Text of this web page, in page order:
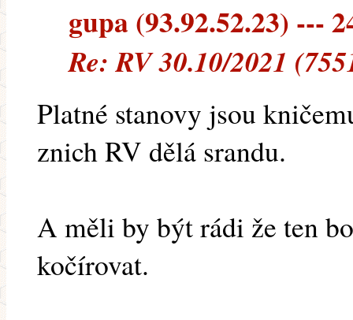
gupa (93.92.52.23) ---
Re: RV 30.10/2021
Platné stanovy jsou
znich RV dělá srandu.
A měli by být rádi že ten
kočírovat.